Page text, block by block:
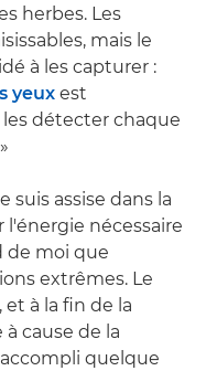
herbes. Les
mais le
à les capturer :
yeux est
détecter chaque
suis assise dans la
nécessaire
de moi que
extrêmes. Le
à la fin de la
cause de la
quelque